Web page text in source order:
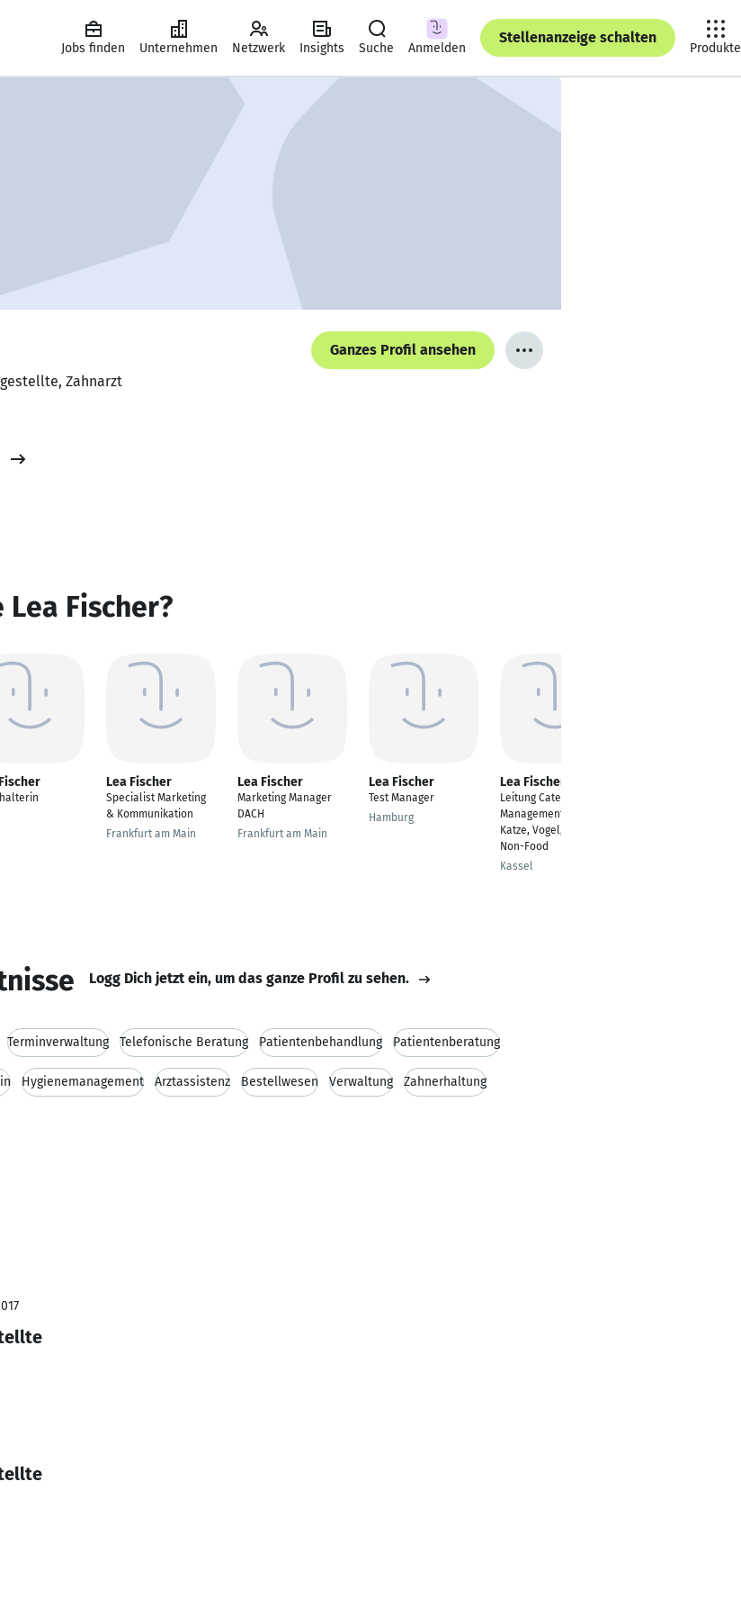
Jobs finden Unternehmen Netzwerk Insights Suche Anmelden
Stellenanzeige schalten
Produkte
Ganzes Profil ansehen
Zahnarzt
Fischer?
Lea Fischer
Specialist Marketing
& Kommunikation
Frankfurt am Main
Lea Fischer
Marketing Manager
DACH
Frankfurt am Main
Lea Fischer
Test Manager
Hamburg
Lea Fischer
Leitung Category
Management - Hund,
Katze, Vogel, Nager
Non-Food
Kassel
Logg Dich jetzt ein, um das ganze Profil zu sehen.
Terminverwaltung Telefonische Beratung Patientenbehandlung Patientenberatung
Hygienemanagement Arztassistenz Bestellwesen Verwaltung Zahnerhaltung